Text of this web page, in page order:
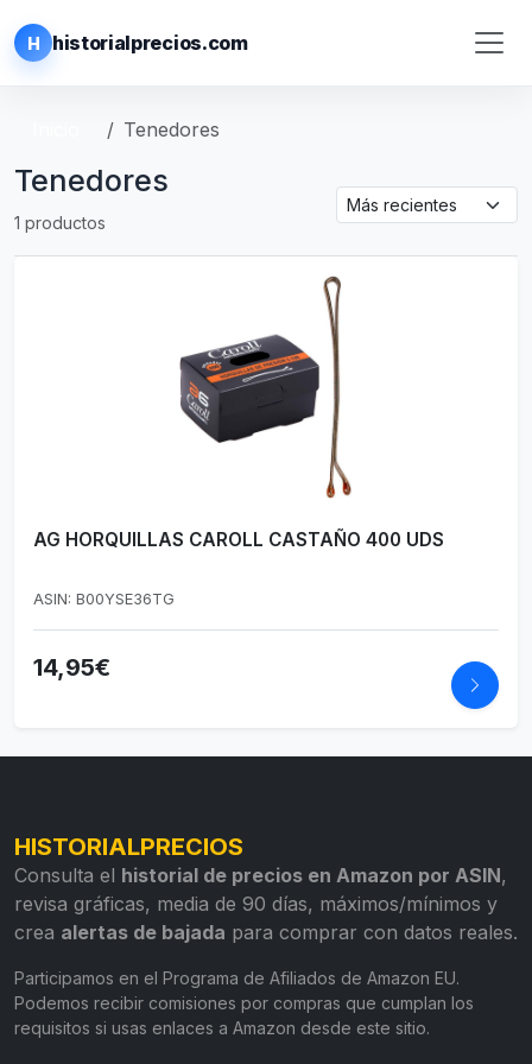
H historialprecios.com
Tenedores
Tenedores
1 productos
AG HORQUILLAS CAROLL CASTAÑO 400 UDS
ASIN: B00YSE36TG
14,95€
HISTORIALPRECIOS
Consulta el historial de precios en Amazon por ASIN,
revisa gráficas, media de 90 días, máximos/mínimos y
crea alertas de bajada para comprar con datos reales.
Participamos en el Programa de Afiliados de Amazon EU.
Podemos recibir comisiones por compras que cumplan los
requisitos si usas enlaces a Amazon desde este sitio.